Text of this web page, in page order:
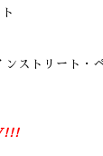
ストリート・